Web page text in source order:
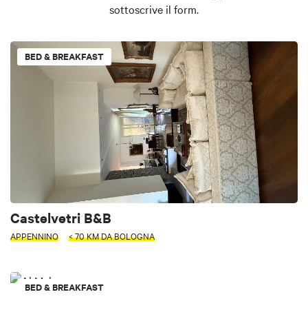
sottoscrive il form.
BED & BREAKFAST
Castelvetri B&B
APPENNINO < 70 KM DA BOLOGNA
BED & BREAKFAST